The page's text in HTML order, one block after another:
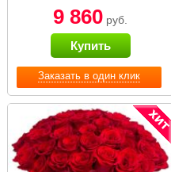
Заказать в один клик
9 860 руб.
Купить